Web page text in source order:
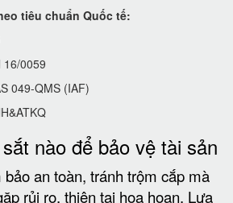
tiêu chuẩn Quốc tế:
0059
049-QMS (IAF)
nào để bảo vệ tài sản
an toàn, tránh trộm cắp mà
rủi ro, thiên tai họa hoạn. Lựa